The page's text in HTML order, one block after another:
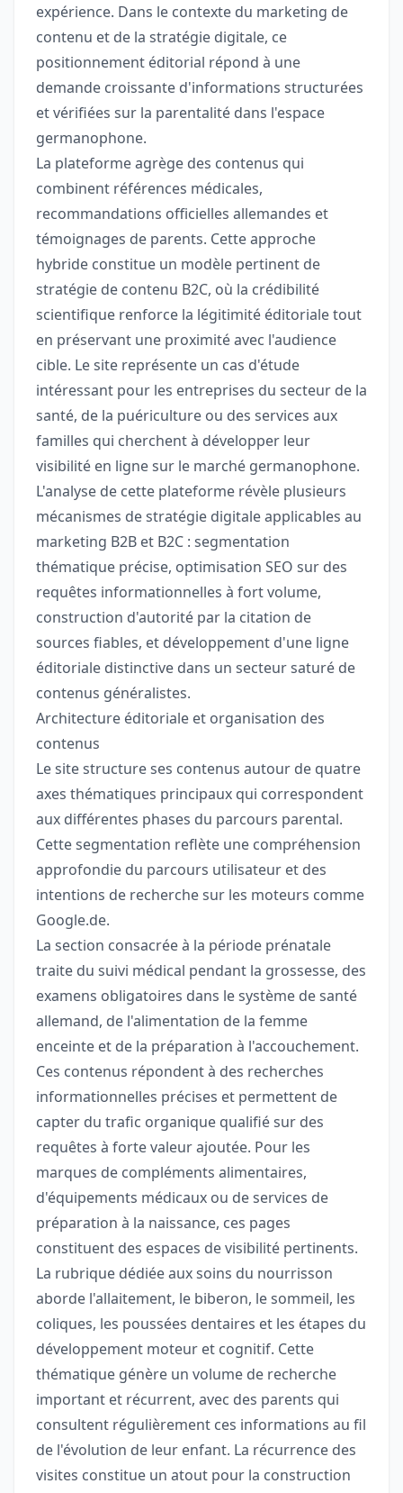
expérience. Dans le contexte du marketing de
contenu et de la stratégie digitale, ce
positionnement éditorial répond à une
demande croissante d'informations structurées
et vérifiées sur la parentalité dans l'espace
germanophone.
La plateforme agrège des contenus qui
combinent références médicales,
recommandations officielles allemandes et
témoignages de parents. Cette approche
hybride constitue un modèle pertinent de
stratégie de contenu B2C, où la crédibilité
scientifique renforce la légitimité éditoriale tout
en préservant une proximité avec l'audience
cible. Le site représente un cas d'étude
intéressant pour les entreprises du secteur de la
santé, de la puériculture ou des services aux
familles qui cherchent à développer leur
visibilité en ligne sur le marché germanophone.
L'analyse de cette plateforme révèle plusieurs
mécanismes de stratégie digitale applicables au
marketing B2B et B2C : segmentation
thématique précise, optimisation SEO sur des
requêtes informationnelles à fort volume,
construction d'autorité par la citation de
sources fiables, et développement d'une ligne
éditoriale distinctive dans un secteur saturé de
contenus généralistes.
Architecture éditoriale et organisation des
contenus
Le site structure ses contenus autour de quatre
axes thématiques principaux qui correspondent
aux différentes phases du parcours parental.
Cette segmentation reflète une compréhension
approfondie du parcours utilisateur et des
intentions de recherche sur les moteurs comme
Google.de.
La section consacrée à la période prénatale
traite du suivi médical pendant la grossesse, des
examens obligatoires dans le système de santé
allemand, de l'alimentation de la femme
enceinte et de la préparation à l'accouchement.
Ces contenus répondent à des recherches
informationnelles précises et permettent de
capter du trafic organique qualifié sur des
requêtes à forte valeur ajoutée. Pour les
marques de compléments alimentaires,
d'équipements médicaux ou de services de
préparation à la naissance, ces pages
constituent des espaces de visibilité pertinents.
La rubrique dédiée aux soins du nourrisson
aborde l'allaitement, le biberon, le sommeil, les
coliques, les poussées dentaires et les étapes du
développement moteur et cognitif. Cette
thématique génère un volume de recherche
important et récurrent, avec des parents qui
consultent régulièrement ces informations au fil
de l'évolution de leur enfant. La récurrence des
visites constitue un atout pour la construction